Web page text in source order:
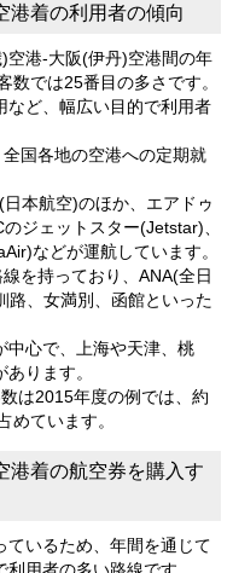
港着の利用者の傾向
空港-大阪(伊丹)空港間の年
数では25番目の多さです。
など、幅広い目的で利用者
国各地の空港への定期就
本航空)のほか、エアドゥ
ジェットスター(Jetstar)、
などが運航しています。
を持っており、ANA(全日
路、女満別、函館といった
中心で、上海や天津、桃
ります。
は2015年度の例では、約
めています。
着の航空券を購入す
ているため、年間を通じて
用者の多い路線です。